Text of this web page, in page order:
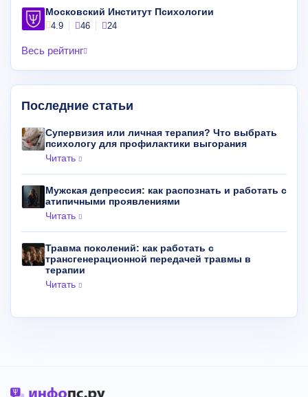
Московский Институт Психологии
4.9 46 24
Весь рейтинг
Последние статьи
Супервизия или личная терапия? Что выбрать
психологу для профилактики выгорания
Читать
Мужская депрессия: как распознать и работать с
атипичными проявлениями
Читать
Травма поколений: как работать с
трансгенерационной передачей травмы в
терапии
Читать